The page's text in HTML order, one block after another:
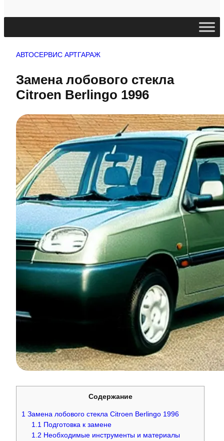
АВТОСЕРВИС АРТГАРАЖ
Замена лобового стекла
Citroen Berlingo 1996
Содержание
1 Замена лобового стекла Citroen Berlingo 1996
1.1 Подготовка к замене
1.2 Необходимые инструменты и материалы